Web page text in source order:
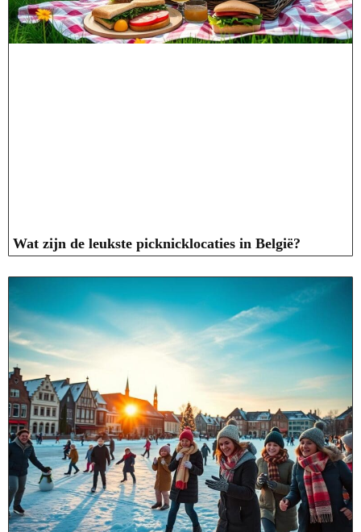
Wat zijn de leukste picknicklocaties in België?